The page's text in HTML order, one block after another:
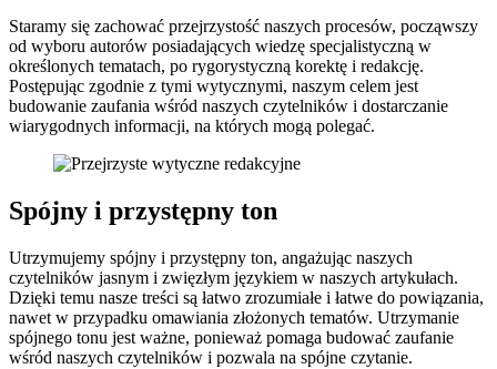
Staramy się zachować przejrzystość naszych procesów, począwszy
od wyboru autorów posiadających wiedzę specjalistyczną w
określonych tematach, po rygorystyczną korektę i redakcję.
Postępując zgodnie z tymi wytycznymi, naszym celem jest
budowanie zaufania wśród naszych czytelników i dostarczanie
wiarygodnych informacji, na których mogą polegać.
Spójny i przystępny ton
Utrzymujemy spójny i przystępny ton, angażując naszych
czytelników jasnym i zwięzłym językiem w naszych artykułach.
Dzięki temu nasze treści są łatwo zrozumiałe i łatwe do powiązania,
nawet w przypadku omawiania złożonych tematów. Utrzymanie
spójnego tonu jest ważne, ponieważ pomaga budować zaufanie
wśród naszych czytelników i pozwala na spójne czytanie.